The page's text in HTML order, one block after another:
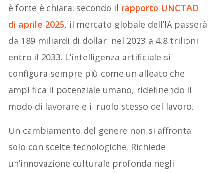
è forte è chiara: secondo il rapporto UNCTAD
di aprile 2025, il mercato globale dell’IA passerà
da 189 miliardi di dollari nel 2023 a 4,8 trilioni
entro il 2033. L’intelligenza artificiale si
configura sempre più come un alleato che
amplifica il potenziale umano, ridefinendo il
modo di lavorare e il ruolo stesso del lavoro.
Un cambiamento del genere non si affronta
solo con scelte tecnologiche. Richiede
un’innovazione culturale profonda negli